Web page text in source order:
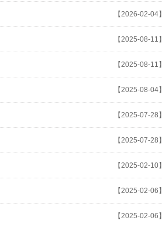
【2026-02-04】
【2025-08-11】
【2025-08-11】
【2025-08-04】
【2025-07-28】
【2025-07-28】
【2025-02-10】
【2025-02-06】
【2025-02-06】